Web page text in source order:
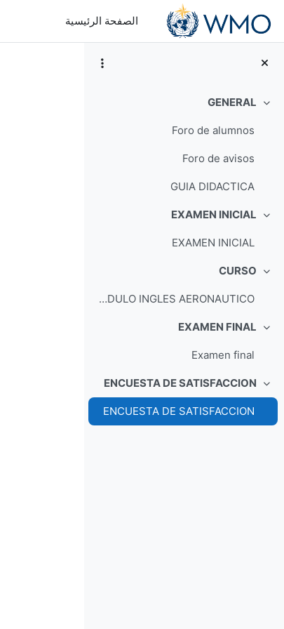
تخطى إلى المحتوى الرئيسي
الصفحة الرئيسية
طيGENERAL
Foro de alumnos
Foro de avisos
GUIA DIDACTICA
طيEXAMEN INICIAL
EXAMEN INICIAL
طيCURSO
MODULO INGLES AERONAUTICO
طيEXAMEN FINAL
Examen final
طيENCUESTA DE SATISFACCION
ENCUESTA DE SATISFACCION